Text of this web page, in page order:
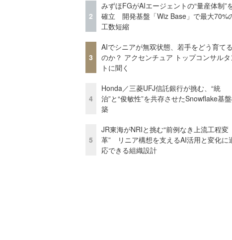
2
みずほFGがAIエージェントの“量産体制”
確立 開発基盤「Wiz Base」で最大70%
工数短縮
3
AIでシニアが無双状態、若手をどう育てる
のか？ アクセンチュア トップコンサルタ
トに聞く
4
Honda／三菱UFJ信託銀行が挑む、“統
治”と“俊敏性”を共存させたSnowflake基
築
5
JR東海がNRIと挑む“前例なき上流工程変
革” リニア構想を支えるAI活用と変化に
応できる組織設計